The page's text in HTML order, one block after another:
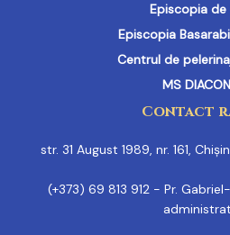
Episcopia de
Episcopia
Centrul de pelerinaj
MS
Contact
str. 31 August 1989, nr. 161,
(+373) 69 813 912 - Pr.